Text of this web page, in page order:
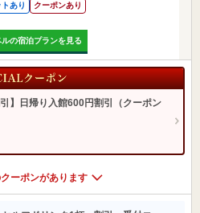
あり クーポンあり
の宿泊プランを見る
引】日帰り入館600円割引（クーポン
ーポンがあります